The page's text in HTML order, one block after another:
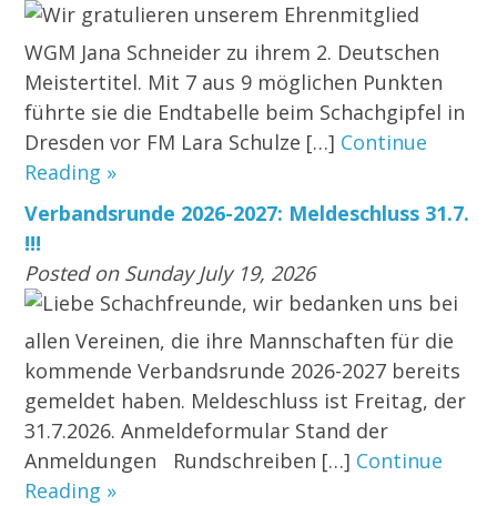
Wir gratulieren unserem Ehrenmitglied
WGM Jana Schneider zu ihrem 2. Deutschen
Meistertitel. Mit 7 aus 9 möglichen Punkten
führte sie die Endtabelle beim Schachgipfel in
Dresden vor FM Lara Schulze […] Continue
Reading »
Verbandsrunde 2026-2027: Meldeschluss 31.7.
!!!
Posted on Sunday July 19, 2026
Liebe Schachfreunde, wir bedanken uns bei
allen Vereinen, die ihre Mannschaften für die
kommende Verbandsrunde 2026-2027 bereits
gemeldet haben. Meldeschluss ist Freitag, der
31.7.2026. Anmeldeformular Stand der
Anmeldungen Rundschreiben […] Continue
Reading »